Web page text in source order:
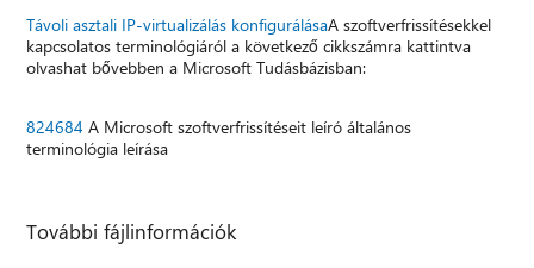
Távoli asztali IP-virtualizálás konfigurálásaA szoftverfrissítésekkel
kapcsolatos terminológiáról a következő cikkszámra kattintva
olvashat bővebben a Microsoft Tudásbázisban:
824684 A Microsoft szoftverfrissítéseit leíró általános
terminológia leírása
További fájlinformációk